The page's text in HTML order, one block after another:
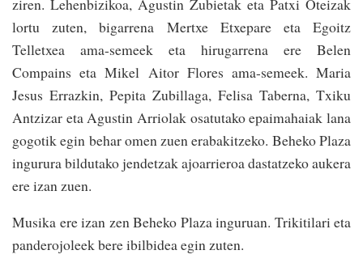
lortu zuten, bigarrena Mertxe Etxepare eta Egoitz
Telletxea ama-semeek eta hirugarrena ere Belen
Compains eta Mikel Aitor Flores ama-semeek. Maria
Jesus Errazkin, Pepita Zubillaga, Felisa Taberna, Txiku
Antzizar eta Agustin Arriolak osatutako epaimahaiak lana
gogotik egin behar omen zuen erabakitzeko. Beheko Plaza
ingurura bildutako jendetzak ajoarrieroa dastatzeko aukera
ere izan zuen.
Musika ere izan zen Beheko Plaza inguruan. Trikitilari eta
panderojoleek bere ibilbidea egin zuten.